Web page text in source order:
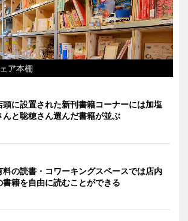
ア本棚
頭に設置された新刊書籍コーナーには加塩
んと聡穂さん選んだ書籍が並ぶ
料の読書・コワーキングスペースでは店内
書籍を自由に読むことができる